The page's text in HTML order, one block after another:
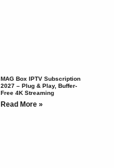
MAG Box IPTV Subscription
2027 – Plug & Play, Buffer-
Free 4K Streaming
Read More »